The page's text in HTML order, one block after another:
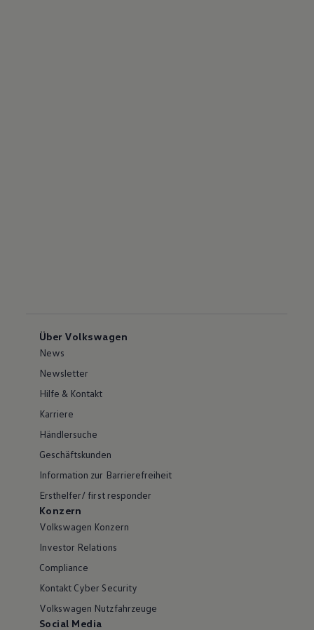
Über Volkswagen
News
Newsletter
Hilfe & Kontakt
Karriere
Händlersuche
Geschäftskunden
Information zur Barrierefreiheit
Ersthelfer/ first responder
Konzern
Volkswagen Konzern
Investor Relations
Compliance
Kontakt Cyber Security
Volkswagen Nutzfahrzeuge
Social Media